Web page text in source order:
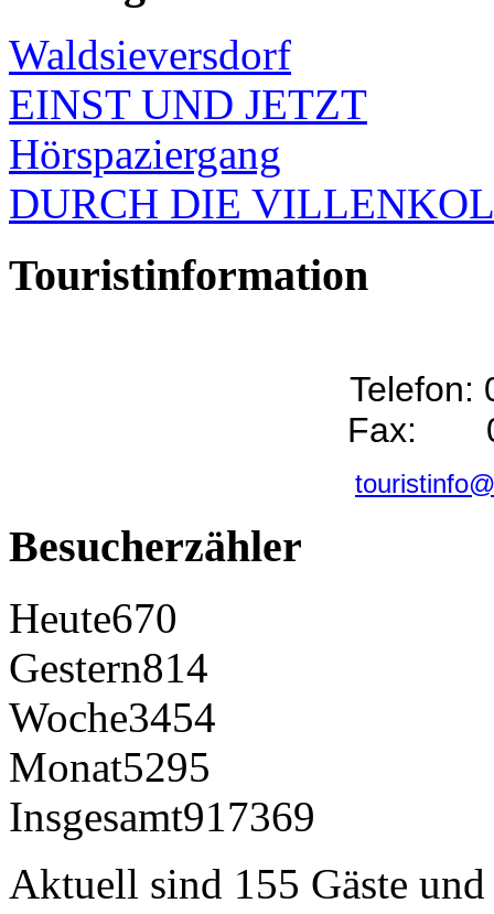
Waldsieversdorf
EINST UND JETZT
Hörspaziergang
DURCH DIE
Touristinformation
Telefon:
Fax:
Besucherzähler
Heute670
Gestern814
Woche3454
Monat5295
Insgesamt917369
Aktuell sind 155 Gäste